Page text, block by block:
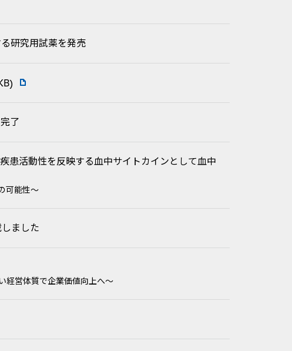
研究用試薬を発売
了
患活動性を反映する血中サイトカインとして血中
可能性〜
ました
経営体質で企業価値向上へ～